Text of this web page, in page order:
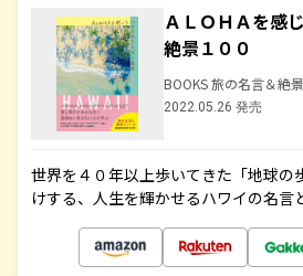
ＡＬＯＨＡを感
絶景１００
BOOKS 旅の名言＆絶景
2022.05.26 発売
世界を４０年以上歩いてきた「地球の
けする、人生を輝かせるハワイの名言